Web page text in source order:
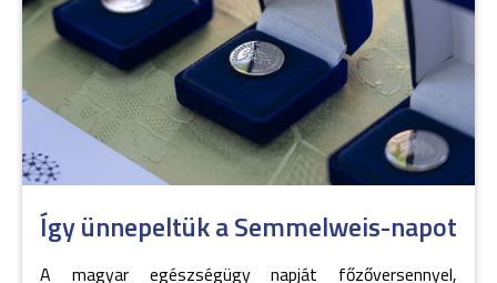
Így ünnepeltük a Semmelweis-napot
A magyar egészségügy napját főzőversennyel,